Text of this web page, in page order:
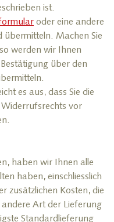
ist.
oder eine andere
übermitteln. Machen Sie
werden wir Ihnen
über den
es aus, dass Sie die
vor
haben wir Ihnen alle
haben, einschliesslich
zusätzlichen Kosten, die
andere Art der Lieferung
Standardlieferung